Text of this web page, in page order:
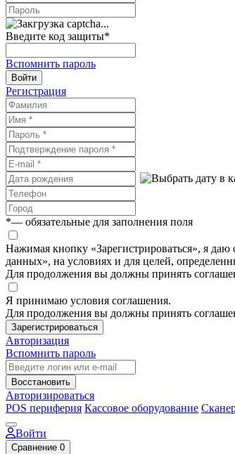
Введите код защиты*
Вспомнить пароль
Войти
Регистрация
*— обязательные для заполнения поля
Нажимая кнопку «Зарегистрироваться», я
данных», на условиях и для целей,
Для продолжения вы должны принять
Я принимаю условия соглашения.
Для продолжения вы должны принять
Зарегистрироваться
Авторизация
Вспомнить пароль
Восстановить
Авторизироваться
POS периферия Кассовое оборудование
Войти
Сравнение 0